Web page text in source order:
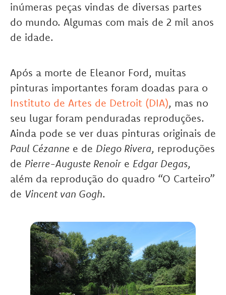
inúmeras peças vindas de diversas partes
do mundo. Algumas com mais de 2 mil anos
de idade.
Após a morte de Eleanor Ford, muitas
pinturas importantes foram doadas para o
Instituto de Artes de Detroit (DIA), mas no
seu lugar foram penduradas reproduções.
Ainda pode se ver duas pinturas originais de
Paul Cézanne e de Diego Rivera, reproduções
de Pierre-Auguste Renoir e Edgar Degas,
além da reprodução do quadro “O Carteiro”
de Vincent van Gogh.